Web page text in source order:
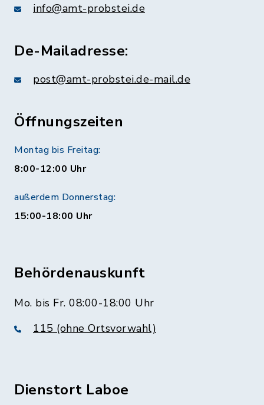
info@amt-probstei.de
De-Mailadresse:
post@amt-probstei.de-mail.de
Öffnungszeiten
Montag bis Freitag:
8:00-12:00 Uhr
außerdem Donnerstag:
15:00-18:00 Uhr
Behördenauskunft
Mo. bis Fr. 08:00-18:00 Uhr
115 (ohne Ortsvorwahl)
Dienstort Laboe